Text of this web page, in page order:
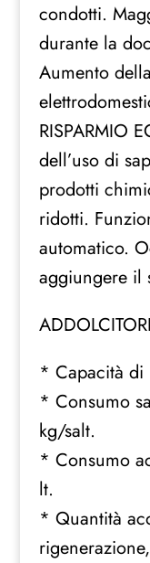
condotti.
durante la
Aumento
RISPARMIO
dell’uso di
prodotti
ridotti.
automatico.
aggiungere il
* Capacità di
* Consumo
kg/salt.
* Consumo
lt.
* Quantità